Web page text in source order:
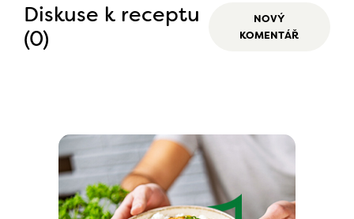
Diskuse k receptu
(0)
NOVÝ
KOMENTÁŘ